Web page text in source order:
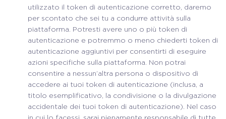
utilizzato il token di autenticazione corretto, daremo
per scontato che sei tu a condurre attività sulla
piattaforma. Potresti avere uno o più token di
autenticazione e potremmo o meno chiederti token di
autenticazione aggiuntivi per consentirti di eseguire
azioni specifiche sulla piattaforma. Non potrai
consentire a nessun’altra persona o dispositivo di
accedere ai tuoi token di autenticazione (inclusa, a
titolo esemplificativo, la condivisione o la divulgazione
accidentale dei tuoi token di autenticazione). Nel caso